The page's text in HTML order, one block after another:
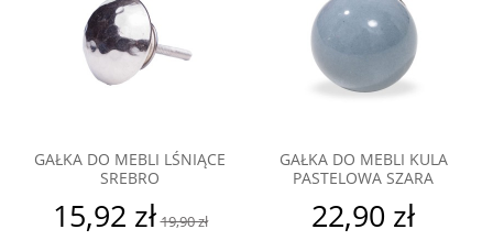
GAŁKA DO MEBLI LŚNIĄCE
SREBRO
15,92 zł 19,90 zł
GAŁKA DO MEBLI KULA
PASTELOWA SZARA
22,90 zł